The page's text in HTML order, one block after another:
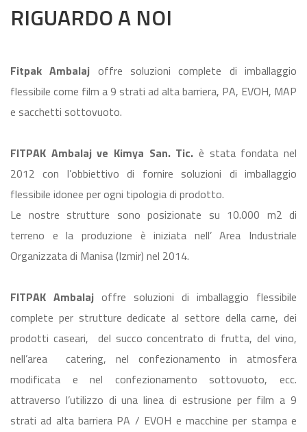
RIGUARDO A NOI
Fitpak Ambalaj offre soluzioni complete di imballaggio
flessibile come film a 9 strati ad alta barriera, PA, EVOH, MAP
e sacchetti sottovuoto.
FITPAK Ambalaj ve Kimya San. Tic. è stata fondata nel
2012 con l’obbiettivo di fornire soluzioni di imballaggio
flessibile idonee per ogni tipologia di prodotto.
Le nostre strutture sono posizionate su 10.000 m2 di
terreno e la produzione è iniziata nell’ Area Industriale
Organizzata di Manisa (Izmir) nel 2014.
FITPAK Ambalaj offre soluzioni di imballaggio flessibile
complete per strutture dedicate al settore della carne, dei
prodotti caseari, del succo concentrato di frutta, del vino,
nell’area catering, nel confezionamento in atmosfera
modificata e nel confezionamento sottovuoto, ecc.
attraverso l’utilizzo di una linea di estrusione per film a 9
strati ad alta barriera PA / EVOH e macchine per stampa e